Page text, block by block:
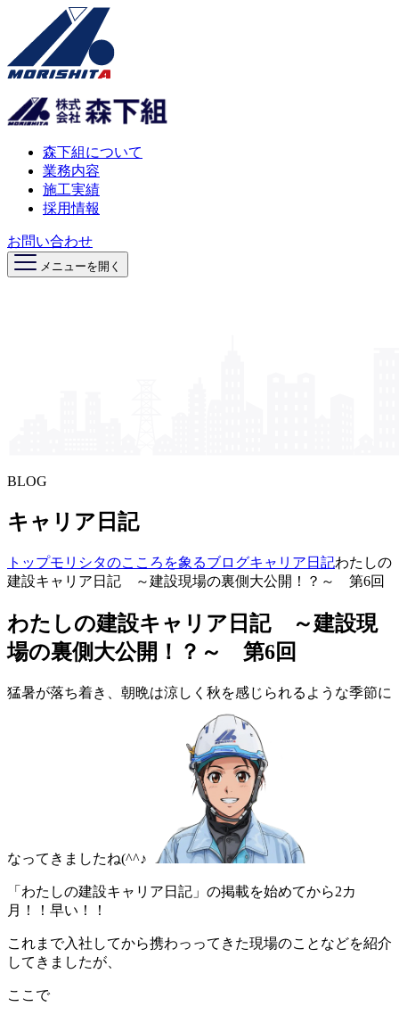
森下組について
業務内容
施工実績
採用情報
お問い合わせ
メニューを開く
BLOG
キャリア日記
トップモリシタの​こころを​象る​ブログキャリア日記わたしの
建設キャリア日記 ～建設現場の裏側大公開！？～ 第6回
わたしの建設キャリア日記 ～建設現
場の裏側大公開！？～ 第6回
猛暑が落ち着き、朝晩は涼しく秋を感じられるような季節に
なってきましたね(^^♪
「わたしの建設キャリア日記」の掲載を始めてから2カ
月！！早い！！
これまで入社してから携わっってきた現場のことなどを紹介
してきましたが、
ここで